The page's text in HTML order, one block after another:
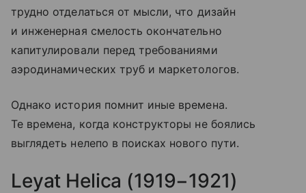
трудно отделаться от мысли, что дизайн
и инженерная смелость окончательно
капитулировали перед требованиями
аэродинамических труб и маркетологов.
Однако история помнит иные времена.
Те времена, когда конструкторы не боялись
выглядеть нелепо в поисках нового пути.
Leyat Helica (1919−1921)